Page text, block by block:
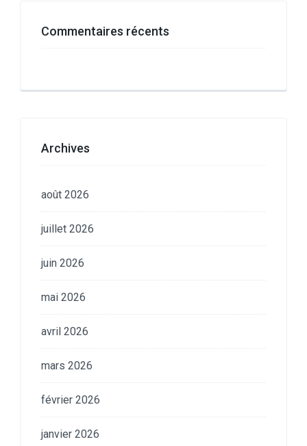
Commentaires récents
Archives
août 2026
juillet 2026
juin 2026
mai 2026
avril 2026
mars 2026
février 2026
janvier 2026